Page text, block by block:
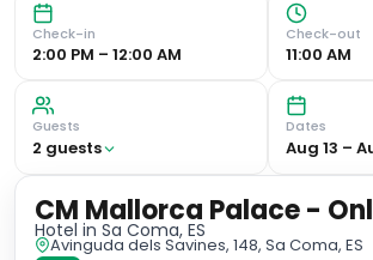
Check-in
2:00 PM – 12:00 AM
Check-out
11:00 AM
Guests
2 guests
Dates
Aug 13 –
CM Mallorca Palace -
Hotel in Sa Coma, ES
Avinguda dels Savines, 148, Sa Coma, ES